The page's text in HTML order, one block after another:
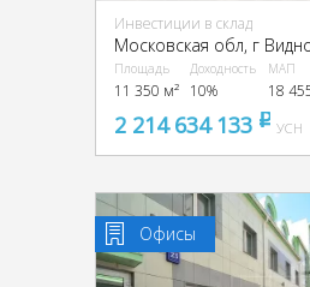
Инвестиции в склад
Площадь
11 350 м²
Доходность
10%
МАП
18
2 214 634 133 pуб
УСН
Офисы